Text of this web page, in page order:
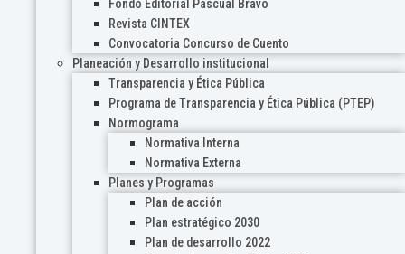
Fondo Editorial Pascual Bravo
Revista CINTEX
Convocatoria Concurso de Cuento
Planeación y Desarrollo institucional
Transparencia y Ética Pública
Programa de Transparencia y Ética Pública (PTEP)
Normograma
Normativa Interna
Normativa Externa
Planes y Programas
Plan de acción
Plan estratégico 2030
Plan de desarrollo 2022